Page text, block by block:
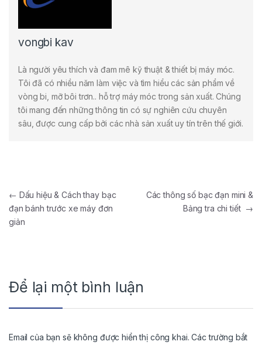
vongbi kav
Là người yêu thích và đam mê kỹ thuật & thiết bị máy móc.
Tôi đã có nhiều năm làm việc và tìm hiểu các sản phẩm về
vòng bi, mỡ bôi trơn.. hỗ trợ máy móc trong sản xuất. Chúng
tôi mang đến những thông tin có sự nghiên cứu chuyên
sâu, được cung cấp bởi các nhà sản xuất uy tín trên thế giới.
Điều hướng bài viết
← Dấu hiệu & Cách thay bạc
đạn bánh trước xe máy đơn
giản
Các thông số bạc đạn mini &
Bảng tra chi tiết →
Để lại một bình luận
Email của bạn sẽ không được hiển thị công khai. Các trường bắt